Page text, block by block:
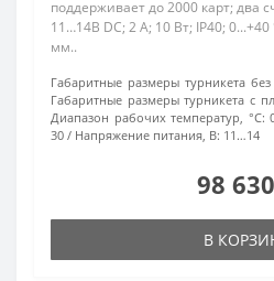
поддерживает до 2000 карт; два
11…14В DC; 2 А; 10 Вт; IP40;
мм..
Габаритные размеры турникета
Габаритные размеры турникета с
Диапазон рабочих температур, °С:
30
Напряжение питания, В: 11…14
98
В